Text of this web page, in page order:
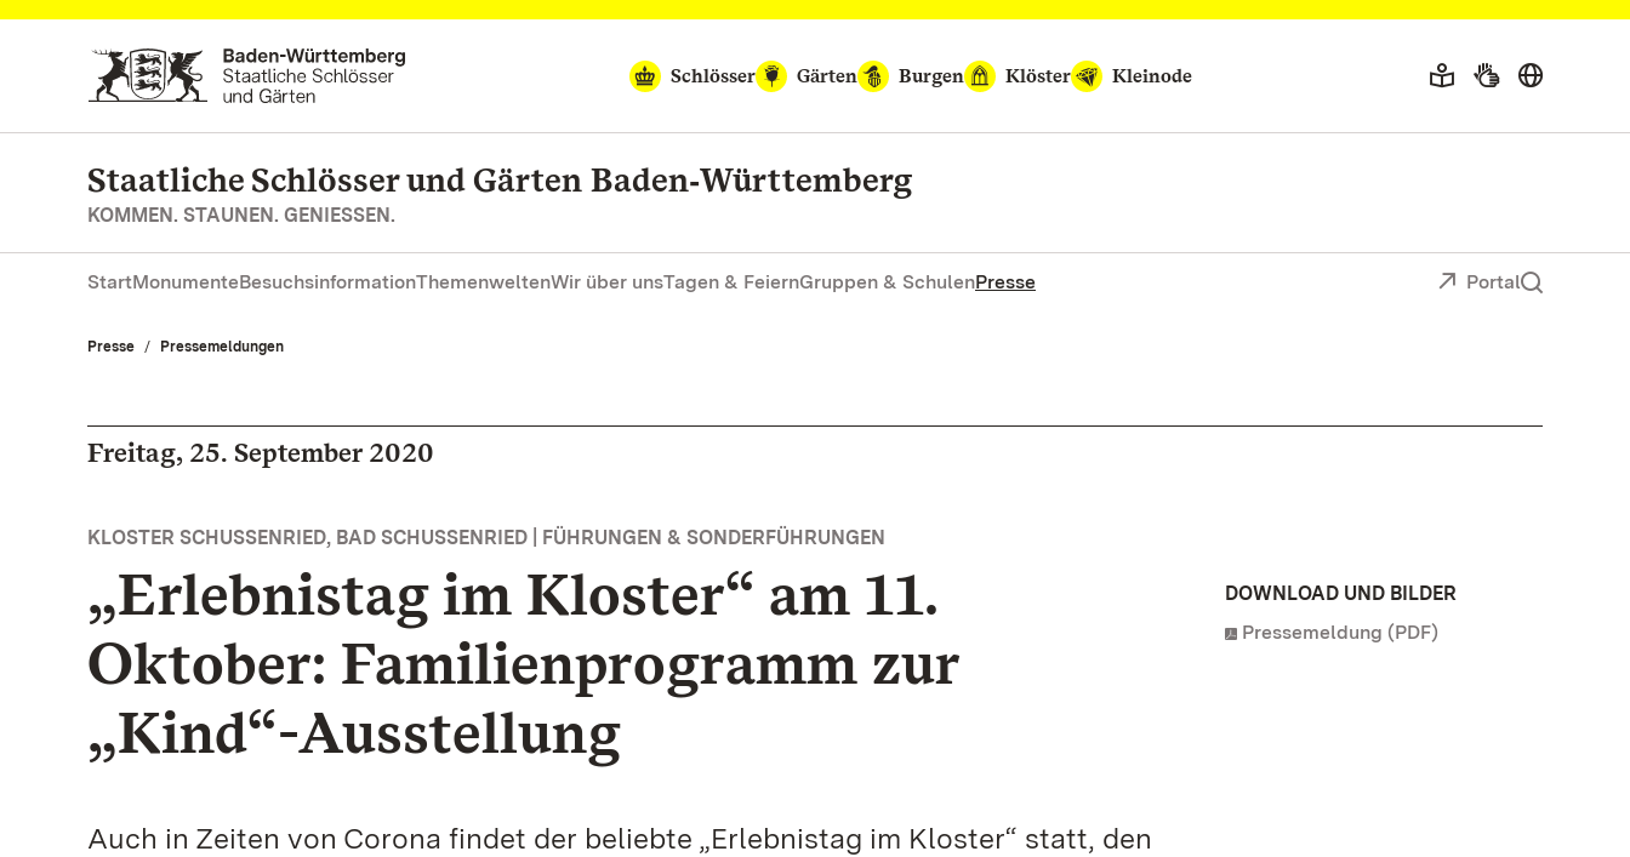
Zum Hauptinhalt springen
Schlösser
Gärten Burgen Klöster Kleinode
Staatliche Schlösser und Gärten Baden‑Württemberg
KOMMEN. STAUNEN. GENIESSEN.
StartMonumenteBesuchsinformationThemenweltenWir über unsTagen & FeiernGruppen & SchulenPresse Portal
Presse Pressemeldungen
Freitag, 25. September 2020
KLOSTER SCHUSSENRIED, BAD SCHUSSENRIED | FÜHRUNGEN & SONDERFÜHRUNGEN
„Erlebnistag im Kloster“ am 11.
Oktober: Familienprogramm zur
„Kind“-Ausstellung
Auch in Zeiten von Corona findet der beliebte „Erlebnistag im Kloster“ statt, den
DOWNLOAD UND BILDER
Pressemeldung (PDF)